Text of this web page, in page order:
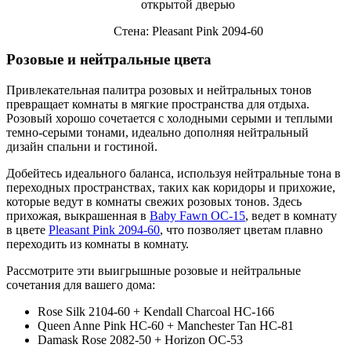
Стена: Pleasant Pink 2094-60
Розовые и нейтральные цвета
Привлекательная палитра розовых и нейтральных тонов
превращает комнаты в мягкие пространства для отдыха.
Розовый хорошо сочетается с холодными серыми и теплыми
темно-серыми тонами, идеально дополняя нейтральный
дизайн спальни и гостиной.
Добейтесь идеального баланса, используя нейтральные тона в
переходных пространствах, таких как коридоры и прихожие,
которые ведут в комнаты свежих розовых тонов. Здесь
прихожая, выкрашенная в Baby Fawn OC-15, ведет в комнату
в цвете Pleasant Pink 2094-60, что позволяет цветам плавно
переходить из комнаты в комнату.
Рассмотрите эти выигрышные розовые и нейтральные
сочетания для вашего дома:
Rose Silk 2104-60 + Kendall Charcoal HC-166
Queen Anne Pink HC-60 + Manchester Tan HC-81
Damask Rose 2082-50 + Horizon OC-53